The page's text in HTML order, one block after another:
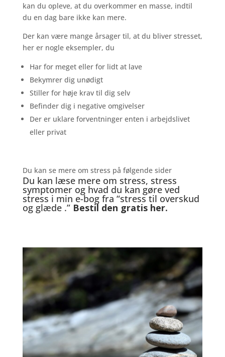
kan du opleve, at du overkommer en masse, indtil
du en dag bare ikke kan mere.
Der kan være mange årsager til, at du bliver stresset,
her er nogle eksempler, du
Har for meget eller for lidt at lave
Bekymrer dig unødigt
Stiller for høje krav til dig selv
Befinder dig i negative omgivelser
Der er uklare forventninger enten i arbejdslivet
eller privat
Du kan se mere om stress på følgende sider
Du kan læse mere om stress, stress
symptomer og hvad du kan gøre ved
stress i min e-bog fra “stress til overskud
og glæde .” Bestil den gratis her.